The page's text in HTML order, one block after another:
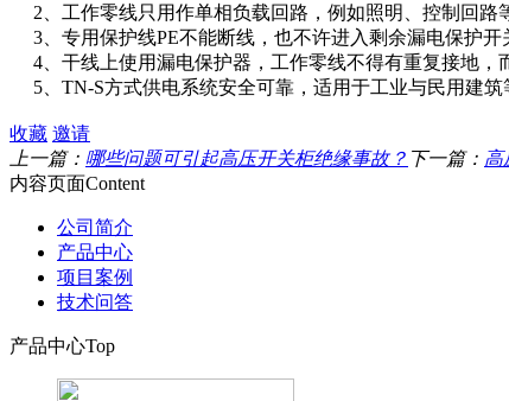
2、工作零线只用作单相负载回路，例如照明、控制回路
3、专用保护线PE不能断线，也不许进入剩余漏电保护开
4、干线上使用漏电保护器，工作零线不得有重复接地，
5、TN-S方式供电系统安全可靠，适用于工业与民用建筑
收藏 邀请
上一篇： 哪些问题可引起高压开关柜绝缘事故？ 下一篇： 高
内容页面Content
公司简介
产品中心
项目案例
技术问答
产品中心Top